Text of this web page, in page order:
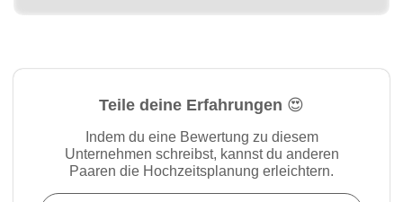
Teile deine Erfahrungen 😍
Indem du eine Bewertung zu diesem
Unternehmen schreibst, kannst du anderen
Paaren die Hochzeitsplanung erleichtern.